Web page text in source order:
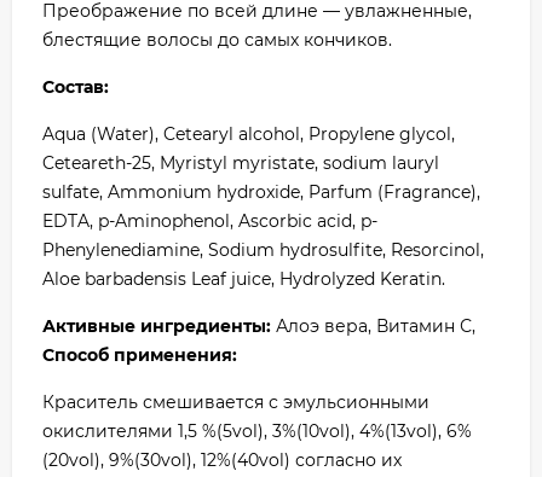
Преображение по всей длине — увлажненные,
блестящие волосы до самых кончиков.
Состав:
Aqua (Water), Cetearyl alcohol, Propylene glycol,
Ceteareth-25, Myristyl myristate, sodium lauryl
sulfate, Ammonium hydroxide, Parfum (Fragrance),
EDTA, p-Aminophenol, Ascorbic acid, p-
Phenylenediamine, Sodium hydrosulfite, Resorcinol,
Aloe barbadensis Leaf juice, Hydrolyzed Keratin.
Активные ингредиенты: Алоэ вера, Витамин С,
Способ применения:
Краситель смешивается с эмульсионными
окислителями 1,5 %(5vol), 3%(10vol), 4%(13vol), 6%
(20vol), 9%(30vol), 12%(40vol) согласно их